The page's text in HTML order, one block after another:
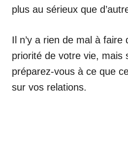
plus au sérieux que
Il n’y a rien de mal à
priorité de votre vie, mais
préparez-vous à ce que
sur vos relations.